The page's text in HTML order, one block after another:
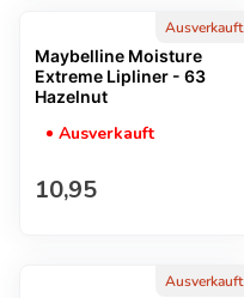
Ausverkauft
Maybelline Moisture
Extreme Lipliner - 63
Hazelnut
Ausverkauft
Regulärer Preis
10,95
Ausverkauft